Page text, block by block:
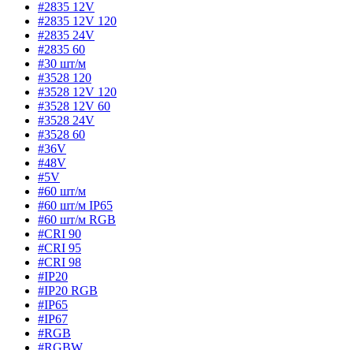
#2835 12V
#2835 12V 120
#2835 24V
#2835 60
#30 шт/м
#3528 120
#3528 12V 120
#3528 12V 60
#3528 24V
#3528 60
#36V
#48V
#5V
#60 шт/м
#60 шт/м IP65
#60 шт/м RGB
#CRI 90
#CRI 95
#CRI 98
#IP20
#IP20 RGB
#IP65
#IP67
#RGB
#RGBW